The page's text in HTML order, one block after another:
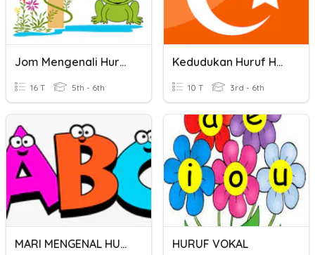
Jom Mengenali Huruf Kecil
16 T 5th - 6th
Kedudukan Huruf Hamzah
10 T 3rd - 6th
MARI MENGENAL HURUF HURUF VOKAL